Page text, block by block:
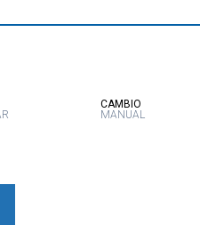
CAMBIO
MANUAL